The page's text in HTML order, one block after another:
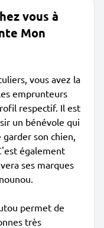
vous à
Mon
vous avez la
emprunteurs
respectif. Il est
un bénévole qui
son chien,
également
ses marques
permet de
très